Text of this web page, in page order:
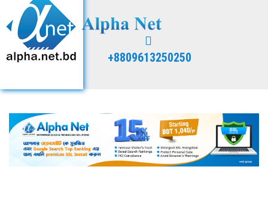
+8809613250250